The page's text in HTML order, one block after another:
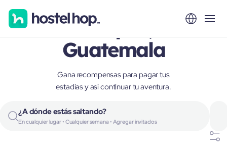
Lanquín,
Guatemala
Gana recompensas para pagar tus
estadías y así continuar tu aventura.
¿A dónde estás saltando?
En cualquier lugar • Cualquier semana • Agregar invitados